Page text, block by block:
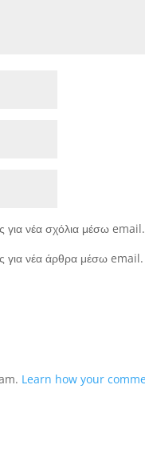
για νέα σχόλια μέσω email.
για νέα άρθρα μέσω email.
Learn how your